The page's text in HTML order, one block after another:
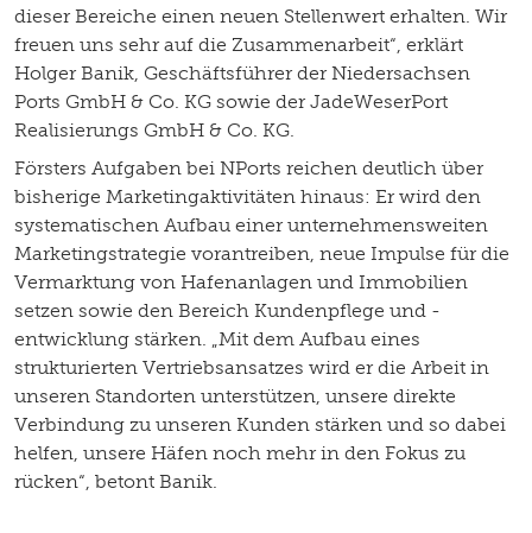
dieser Bereiche einen neuen Stellenwert erhalten. Wir
freuen uns sehr auf die Zusammenarbeit“, erklärt
Holger Banik, Geschäftsführer der Niedersachsen
Ports GmbH & Co. KG sowie der JadeWeserPort
Realisierungs GmbH & Co. KG.
Försters Aufgaben bei NPorts reichen deutlich über
bisherige Marketingaktivitäten hinaus: Er wird den
systematischen Aufbau einer unternehmensweiten
Marketingstrategie vorantreiben, neue Impulse für die
Vermarktung von Hafenanlagen und Immobilien
setzen sowie den Bereich Kundenpflege und -
entwicklung stärken. „Mit dem Aufbau eines
strukturierten Vertriebsansatzes wird er die Arbeit in
unseren Standorten unterstützen, unsere direkte
Verbindung zu unseren Kunden stärken und so dabei
helfen, unsere Häfen noch mehr in den Fokus zu
rücken“, betont Banik.